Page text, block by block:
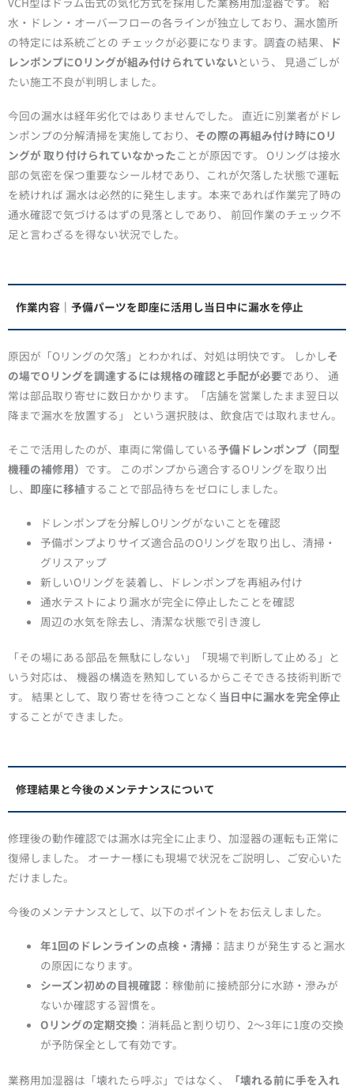
水・ドレン・オーバーフローの各ラインが独立しており、漏水箇所
の特定には系統ごとの チェックが必要になります。調査の結果、
ド
レンポンプにOリングが組み付けられていないという、 見過ごしが
たい施工不良が判明しました。
今回の漏水は経年劣化ではありませんでした。 直近に別業者がドレ
ンポンプの分解清掃を実施しており、 その際の再組み付け時にOリ
ングが 取り付けられていなかったことが原因です。 Oリングは接水
部の気密を保つ重要なシール材であり、これが欠落した状態で運転
を続ければ 漏水は必然的に発生します。本来であれば作業完了時の
通水確認で気づけるはずの見落としであり、 前回作業のチェック不
足と言わざるを得ない状況でした。
作業内容｜予備パーツを即座に活用し当日中に漏水を停止
原因が「Oリングの欠落」とわかれば、対処は明快です。 しかしそ
の場でOリングを調達するには規格の確認と手配が必要であり、 通
常は部品取り寄せに数日かかります。「店舗を営業したまま翌日以
降まで漏水を放置する」 という選択肢は、飲食店では取れません。
そこで活用したのが、車両に常備している予備ドレンポンプ（同型
機種の補修用） です。 このポンプから適合するOリングを取り出
し、 即座に移植することで部品待ちをゼロにしました。
ドレンポンプを分解しOリングがないことを確認
予備ポンプよりサイズ適合品のOリングを取り出し、清掃・
グリスアップ
新しいOリングを装着し、ドレンポンプを再組み付け
通水テストにより漏水が完全に停止したことを確認
周辺の水気を除去し、清潔な状態で引き渡し
「その場にある部品を無駄にしない」「現場で判断して止める」と
いう対応は、 機器の構造を熟知しているからこそできる技術判断で
す。 結果として、取り寄せを待つことなく 当日中に漏水を完全停止
することができました。
修理結果と今後のメンテナンスについて
修理後の動作確認では漏水は完全に止まり、加湿器の運転も正常に
復帰しました。 オーナー様にも現場で状況をご説明し、ご安心いた
だけました。
今後のメンテナンスとして、以下のポイントをお伝えしました。
年1回のドレンラインの点検・清掃 ：詰まりが発生すると漏水
の原因になります。
シーズン初めの目視確認 ：稼働前に接続部分に水跡・滲みが
ないか確認する習慣を。
Oリングの定期交換 ：消耗品と割り切り、2〜3年に1度の交換
が予防保全として有効です。
業務用加湿器は「壊れたら呼ぶ」ではなく、 「壊れる前に手を入れ